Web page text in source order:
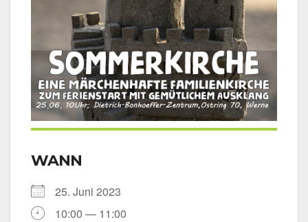
WANN
25. Juni 2023
10:00 — 11:00